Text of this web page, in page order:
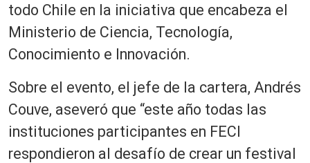
todo Chile en la iniciativa que encabeza el
Ministerio de Ciencia, Tecnología,
Conocimiento e Innovación.
Sobre el evento, el jefe de la cartera, Andrés
Couve, aseveró que “este año todas las
instituciones participantes en FECI
respondieron al desafío de crear un festival